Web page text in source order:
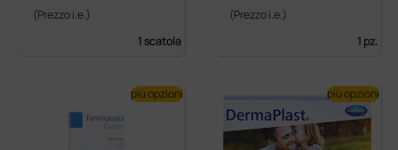
(Prezzo i.e.)
1 scatola
(Prezzo i.e.)
1 pz.
più opzioni più opzioni